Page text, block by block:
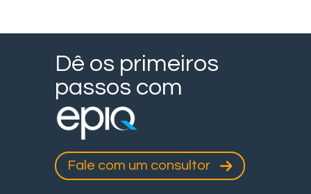
Dê os primeiros
passos com
Fale com um consultor